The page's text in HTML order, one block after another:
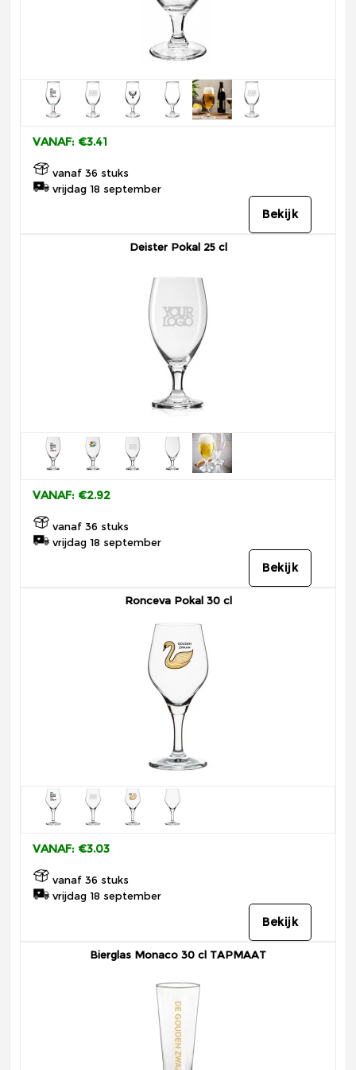
VANAF: €3.41
vanaf 36 stuks
vrijdag 18 september
Bekijk
Deister Pokal 25 cl
VANAF: €2.92
vanaf 36 stuks
vrijdag 18 september
Bekijk
Ronceva Pokal 30 cl
VANAF: €3.03
vanaf 36 stuks
vrijdag 18 september
Bekijk
Bierglas Monaco 30 cl TAPMAAT